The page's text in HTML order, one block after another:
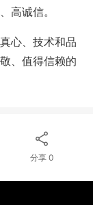
高诚信。
心、技术和品
、值得信赖的
分享 0